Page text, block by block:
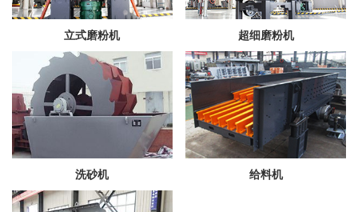
立式磨粉机 超细磨粉机
洗砂机 给料机